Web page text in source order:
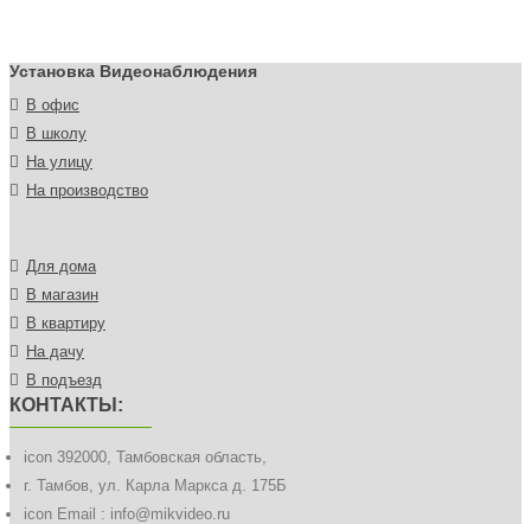
Установка Видеонаблюдения
В офис
В школу
На улицу
На производство
Для дома
В магазин
В квартиру
На дачу
В подъезд
КОНТАКТЫ:
icon 392000, Тамбовская область,
г. Тамбов, ул. Карла Маркса д. 175Б
icon Email : info@mikvideo.ru